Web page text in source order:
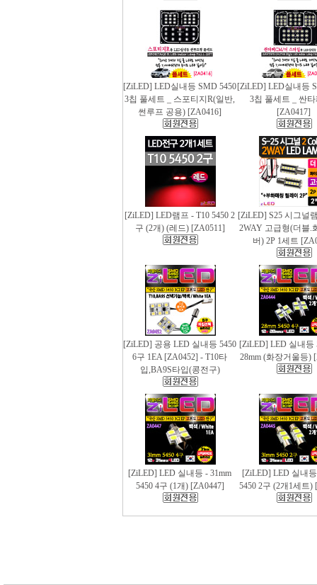
[ZiLED] LED실내등 SMD 5450
3칩 풀세트 _ 스포티지R(일반,
썬루프 공용) [ZA0416]
[ZiLED] LED실내등
3칩 풀세트 _ 싼
[ZA0417]
[ZiLED] LED램프 - T10 5450 2
구 (2개) (레드) [ZA0511]
[ZiLED] S25 시그널
2WAY 고급형(더블.
버) 2P 1세트
[ZiLED] 공용 LED 실내등 5450
6구 1EA [ZA0452] - T10타
입,BA9S타입(콩전구)
[ZiLED] LED 실내등
28mm (화장거울등)
[ZiLED] LED 실내등 - 31mm
5450 4구 (1개) [ZA0447]
[ZiLED] LED 실내
5450 2구 (2개1세트)